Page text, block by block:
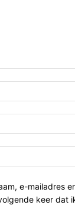
e-mailadres
keer dat